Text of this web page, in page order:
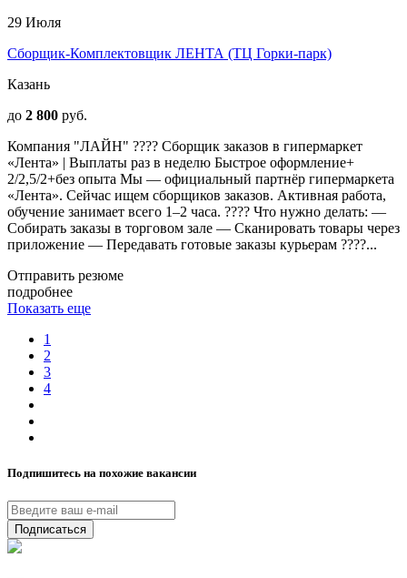
29 Июля
Сборщик-Комплектовщик ЛЕНТА (ТЦ Горки-парк)
Казань
до 2 800 руб.
Компания "ЛАЙН" ???? Сборщик заказов в гипермаркет
«Лента» | Выплаты раз в неделю Быстрое оформление+
2/2,5/2+без опыта Мы — официальный партнёр гипермаркета
«Лента». Сейчас ищем сборщиков заказов. Активная работа,
обучение занимает всего 1–2 часа. ???? Что нужно делать: —
Собирать заказы в торговом зале — Сканировать товары через
приложение — Передавать готовые заказы курьерам ????...
Отправить резюме
подробнее
Показать еще
1
2
3
4
Подпишитесь на похожие вакансии
Подписаться